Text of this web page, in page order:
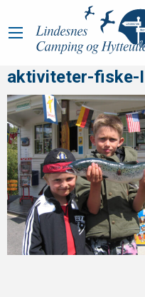
aktiviteter-fiske-